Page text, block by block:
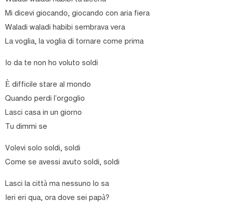
Mi dicevi giocando, giocando con aria fiera
Waladi waladi habibi sembrava vera
La voglia, la voglia di tornare come prima
Io da te non ho voluto soldi
È difficile stare al mondo
Quando perdi l’orgoglio
Lasci casa in un giorno
Tu dimmi se
Volevi solo soldi, soldi
Come se avessi avuto soldi, soldi
Lasci la città ma nessuno lo sa
Ieri eri qua, ora dove sei papà?